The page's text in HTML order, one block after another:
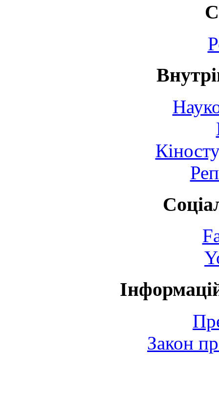
Закон